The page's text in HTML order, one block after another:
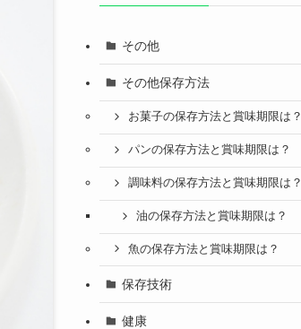
その他
その他保存方法
お菓子の保存方法と賞味期限は？
パンの保存方法と賞味期限は？
調味料の保存方法と賞味期限は？
油の保存方法と賞味期限は？
魚の保存方法と賞味期限は？
保存技術
健康